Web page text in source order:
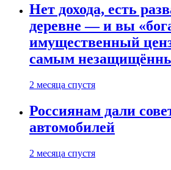
Нет дохода, есть
деревне — и вы
имущественный
самым
2 месяца спустя
Россиянам дали
автомобилей
2 месяца спустя